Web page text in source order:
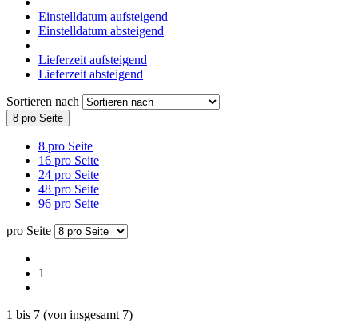
Einstelldatum aufsteigend
Einstelldatum absteigend
Lieferzeit aufsteigend
Lieferzeit absteigend
Sortieren nach
8 pro Seite
8 pro Seite
16 pro Seite
24 pro Seite
48 pro Seite
96 pro Seite
pro Seite
1
1 bis 7 (von insgesamt 7)